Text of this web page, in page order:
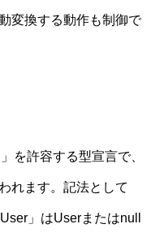
変換する動作も制御で
を許容する型宣言で、
れます。記法として
」はUserまたはnull